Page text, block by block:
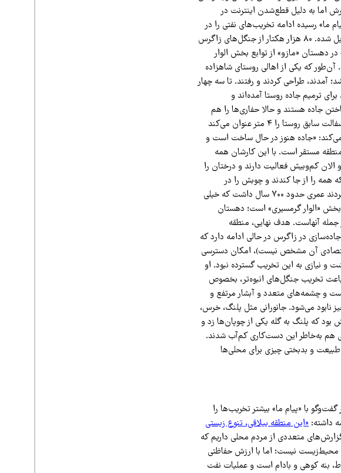
اما به دلیل قطع‌شدن اینترنت در
ما» رسیده ادامه تخریب‌های نفتی را در
میان جنگل، نشان می‌دهد؛ جنگلی که بخش وسیعی از آن حالا به برهوتی تبدیل شده. ۸۰ هزار هکتار از جنگل‌های زاگرس
دهستان «مازو» از توابع بخش الوار
که یکی از اهالی روستای شاهزاده
منطقه باز شد؛ آمدند، طراحی کردند و رفتند. تا سه چهار
ترمیم جاده روستا آمده‌اند و
جاده هستند و حالا حفاری‌ها را هم
کاملاً صاف کرده‌اند.» او که خواست نامش در گزارش ذکر نشود، عرض جاده آسفالت سابق روستا را ۴ متر عنوان می‌کند
می‌کند: «جاده هنوز در حال ساخت است و
هم در منطقه مستقر است. با این کارشان همه
الان کم‌وبیش فعالیت دارند و درختان را
همه را از جا کندند و چوبش را در
کامیون‌ها بار زدند و به قاچاقچیان دادند. اواخر پارسال درخت‌هایی که قطع کردند عمری حدود ۷۰۰ سال داشت که خیلی
اکتشاف نفت در بخش «الوار گرمسیری» است؛ دهستان
آنهاست. هدف نهایی، منطقه
در زاگرس در حالی ادامه دارد که
آن مشخص نیست)، امکان دسترسی
و نیازی به این تخریب گسترده نبود. او
باعث تخریب جنگل‌های انبوه‌تر، بخصوص
و چشمه‌های متعدد و آبشار مرتفع و
نابود می‌شود. جانورانی مثل پلنگ، خرس،
که پلنگ به گله یکی از چوپان‌ها زد و
کردند مابقی هم به‌خاطر این دست‌کاری کم‌آب شدند.
طبیعت و بدبختی چیزی برای محلی‌ها
با «پیام ما» بیشتر تخریب‌ها را
داشته:«این منطقه ییلاقی، تنوع زیستی
متعددی از مردم محلی داریم که
محیط‌زیست نیست؛ اما با ارزش حفاظتی
بنه کوهی و بادام است و عملیات نفت